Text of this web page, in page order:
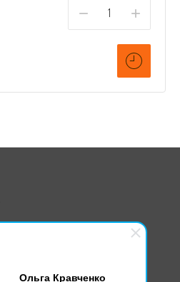
Ольга Кравченко
− +